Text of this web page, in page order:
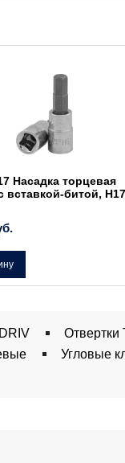
Насадка торцевая
вставкой-битой,
Отвертки
Угловые